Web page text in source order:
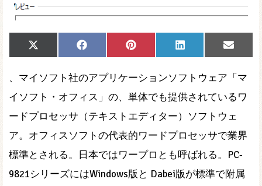
Share
on
X
(Twitter)
Share
on
Facebook
Share
on
Pinterest
Share
on
LinkedIn
Share
on
Email
、マイソフト社のアプリケーションソフトウェア「マ
イソフト・オフィス」の、単体でも提供されているワ
ードプロセッサ（テキストエディター）ソフトウェ
ア。オフィスソフトの代表的ワードプロセッサで業界
標準とされる。日本ではワープロとも呼ばれる。PC-
9821シリーズにはWindows版と Dabei版が標準で附属